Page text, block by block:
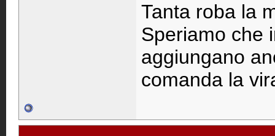
Tanta roba la
Speriamo che
aggiungano
comanda la